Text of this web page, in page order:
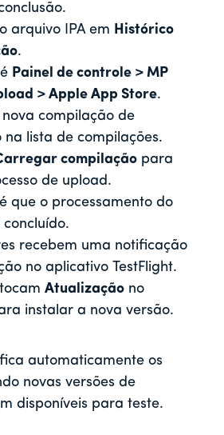
arquivo IPA em Histórico
.
Painel de controle > MP
> Apple App Store.
nova compilação de
na lista de compilações.
compilação para
de upload.
que o processamento do
recebem uma notificação
no aplicativo TestFlight.
Atualização no
instalar a nova versão.
automaticamente os
novas versões de
disponíveis para teste.